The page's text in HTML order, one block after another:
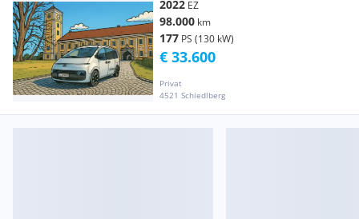
2022 EZ
98.000 km
177 PS (130 kW)
Privat
4521 Schiedlberg
€ 33.600